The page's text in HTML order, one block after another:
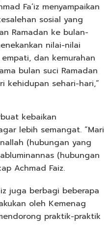
Fa’iz menyampaikan
sosial yang
Ramadan ke bulan-
nilai-nilai
dan kemurahan
bulan suci Ramadan
kehidupan sehari-hari,”
kebaikan
lebih semangat. “Mari
(hubungan yang
(hubungan
Achmad Faiz.
juga berbagi beberapa
oleh Kemenag
praktik-praktik